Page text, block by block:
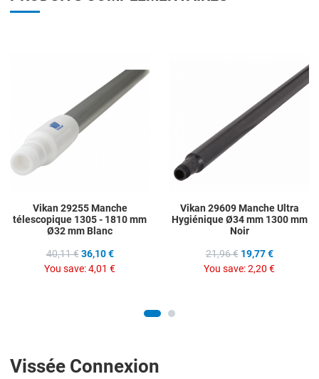
Vikan 29255 Manche
télescopique 1305 - 1810 mm
Ø32 mm Blanc
40,11 € 36,10 €
You save:4,01 €
Vikan 29609 Manche Ultra
Hygiénique Ø34 mm 1300 mm
Noir
21,96 € 19,77 €
You save:2,20 €
Vissée Connexion